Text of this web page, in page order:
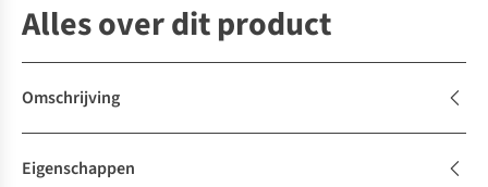
Alles over dit product
Omschrijving
Eigenschappen